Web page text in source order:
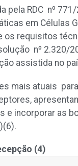
pela RDC nº
em Células
os requisitos
nº 2.320/
assistida no
mais atuais
e incorporar as
.
(4)